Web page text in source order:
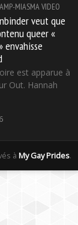
MIASMAVIDEO
veut que
queer «
est apparue à
Out. Hannah
à My Gay Prides.